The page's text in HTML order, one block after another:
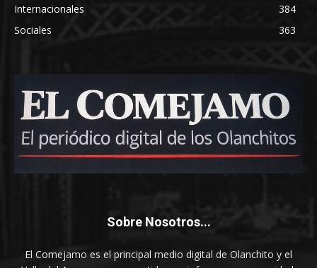
Internacionales
384
Sociales
363
Sobre Nosotros...
El Comejamo es el principal medio digital de Olanchito y el